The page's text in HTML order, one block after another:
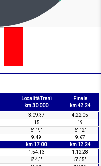
Località Treni
km 30.000
Finale
km 42.24
3:09:37
4:22:05
15
19
6' 19"
6' 12"
9.49
9.67
km 17.00
km 12.24
1:54:13
1:12:28
6' 43"
5' 55"